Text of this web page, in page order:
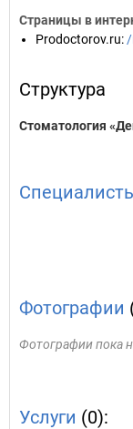
Страницы в
Prodoctorov.ru:
Структура
Стоматология
Фотографии
Фотографии пока
Услуги (0):